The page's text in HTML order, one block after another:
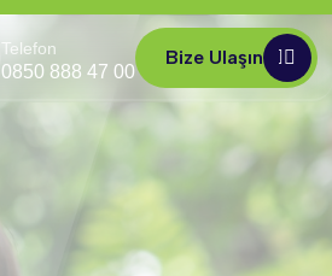
Telefon
0850 888 47 00
Bize Ulaşın